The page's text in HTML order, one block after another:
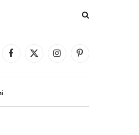
Facebook
X
InstagramPinterest